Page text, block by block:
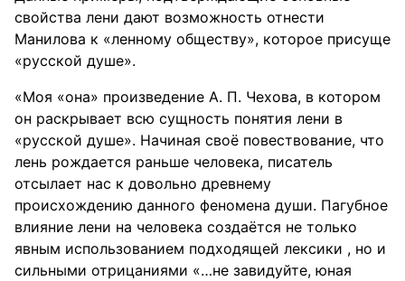
свойства лени дают возможность отнести
Манилова к «ленному обществу», которое присуще
«русской душе».
«Моя «она» произведение А. П. Чехова, в котором
он раскрывает всю сущность понятия лени в
«русской душе». Начиная своё повествование, что
лень рождается раньше человека, писатель
отсылает нас к довольно древнему
происхождению данного феномена души. Пагубное
влияние лени на человека создаётся не только
явным использованием подходящей лексики , но и
сильными отрицаниями «…не завидуйте, юная